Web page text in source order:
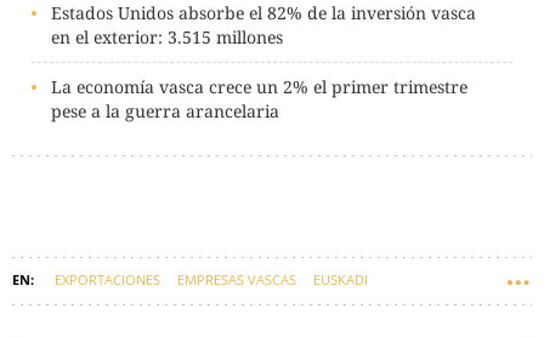
Estados Unidos absorbe el 82% de la inversión vasca
en el exterior: 3.515 millones
La economía vasca crece un 2% el primer trimestre
pese a la guerra arancelaria
EXPORTACIONES EMPRESAS VASCAS EUSKADI